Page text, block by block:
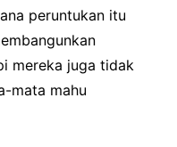
peruntukan itu
mereka juga tidak
mata mahu